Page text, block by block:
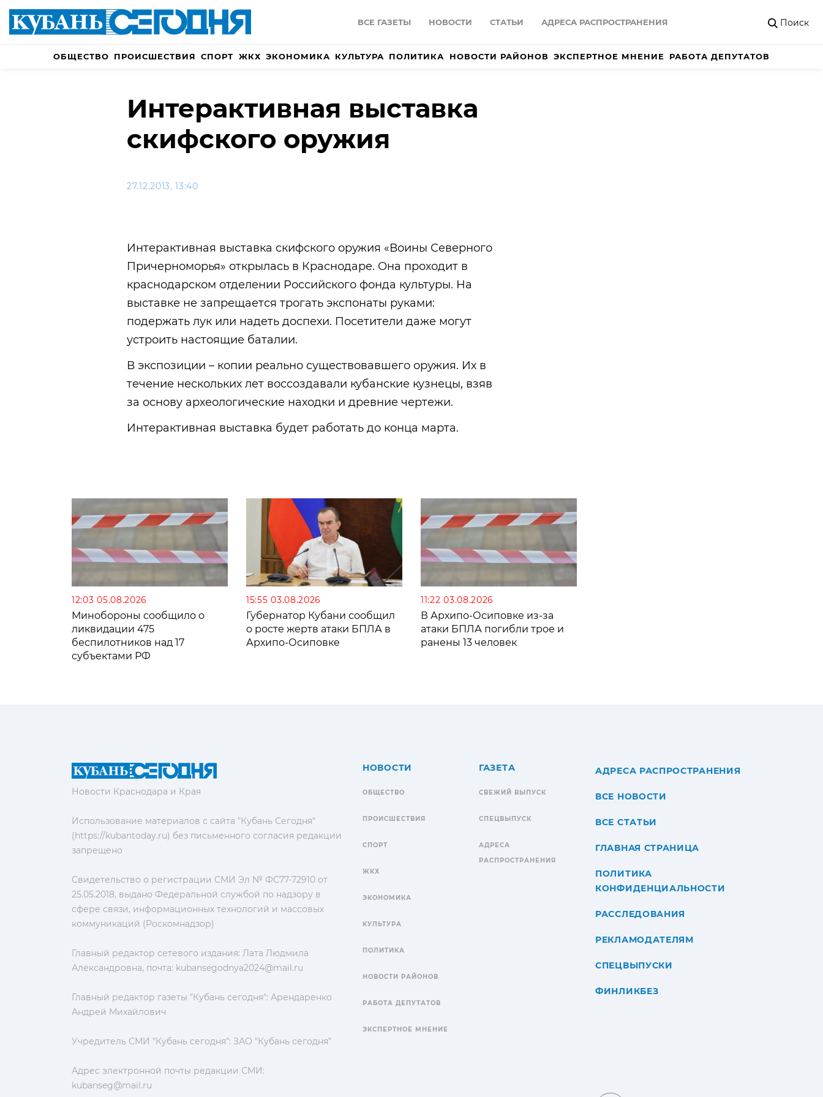
ВСЕ ГАЗЕТЫ НОВОСТИ СТАТЬИ АДРЕСА РАСПРОСТРАНЕНИЯ Поиск
ОБЩЕСТВО ПРОИСШЕСТВИЯ СПОРТ ЖКХ ЭКОНОМИКА КУЛЬТУРА ПОЛИТИКА НОВОСТИ РАЙОНОВ ЭКСПЕРТНОЕ МНЕНИЕ РАБОТА ДЕПУТАТОВ
Интерактивная выставка
скифского оружия
27.12.2013, 13:40
Интерактивная выставка скифского оружия «Воины Северного
Причерноморья» открылась в Краснодаре. Она проходит в
краснодарском отделении Российского фонда культуры. На
выставке не запрещается трогать экспонаты руками:
подержать лук или надеть доспехи. Посетители даже могут
устроить настоящие баталии.
В экспозиции – копии реально существовавшего оружия. Их в
течение нескольких лет воссоздавали кубанские кузнецы, взяв
за основу археологические находки и древние чертежи.
Интерактивная выставка будет работать до конца марта.
12:03 05.08.2026
Минобороны сообщило о
ликвидации 475
беспилотников над 17
субъектами РФ
15:55 03.08.2026
Губернатор Кубани сообщил
о росте жертв атаки БПЛА в
Архипо-Осиповке
11:22 03.08.2026
В Архипо-Осиповке из-за
атаки БПЛА погибли трое и
ранены 13 человек
Новости Краснодара и Края
Использование материалов с сайта "Кубань Сегодня"
(https://kubantoday.ru) без письменного согласия редакции
запрещено
Свидетельство о регистрации СМИ Эл № ФС77-72910 от
25.05.2018, выдано Федеральной службой по надзору в
сфере связи, информационных технологий и массовых
коммуникаций (Роскомнадзор)
Главный редактор сетевого издания: Лата Людмила
Александровна, почта: kubansegodnya2024@mail.ru
Главный редактор газеты "Кубань сегодня": Арендаренко
Андрей Михайлович
Учредитель СМИ "Кубань сегодня": ЗАО "Кубань сегодня"
Адрес электронной почты редакции СМИ:
kubanseg@mail.ru
НОВОСТИ
ОБЩЕСТВО
ПРОИСШЕСТВИЯ
СПОРТ
ЖКХ
ЭКОНОМИКА
КУЛЬТУРА
ПОЛИТИКА
НОВОСТИ РАЙОНОВ
РАБОТА ДЕПУТАТОВ
ЭКСПЕРТНОЕ МНЕНИЕ
ГАЗЕТА
СВЕЖИЙ ВЫПУСК
СПЕЦВЫПУСК
АДРЕСА
РАСПРОСТРАНЕНИЯ
АДРЕСА РАСПРОСТРАНЕНИЯ
ВСЕ НОВОСТИ
ВСЕ СТАТЬИ
ГЛАВНАЯ СТРАНИЦА
ПОЛИТИКА
КОНФИДЕНЦИАЛЬНОСТИ
РАССЛЕДОВАНИЯ
РЕКЛАМОДАТЕЛЯМ
СПЕЦВЫПУСКИ
ФИНЛИКБЕЗ